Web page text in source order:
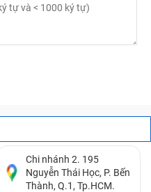
Chi nhánh 2. 195
Nguyễn Thái Học, P. Bến
Thành, Q.1, Tp.HCM.